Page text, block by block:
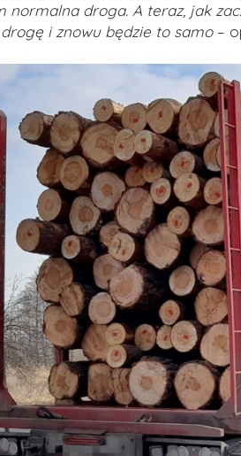
normalna droga. A teraz, jak
i znowu będzie to samo–